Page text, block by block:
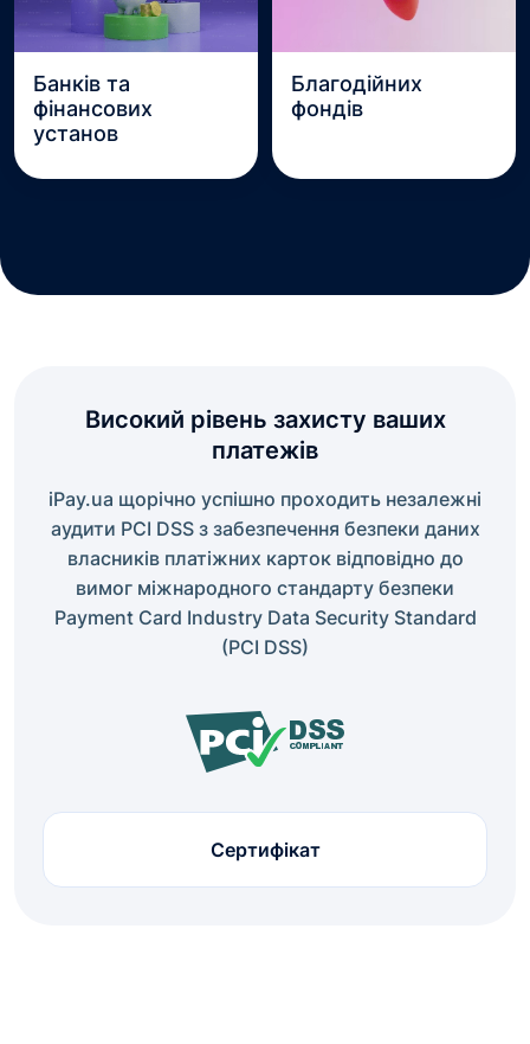
Банків та
фінансових
установ
Благодійних
фондів
Високий рівень захисту ваших
платежів
iPay.ua щорічно успішно проходить незалежні
аудити PCI DSS з забезпечення безпеки даних
власників платіжних карток відповідно до
вимог міжнародного стандарту безпеки
Payment Card Industry Data Security Standard
(PCI DSS)
Сертифікат